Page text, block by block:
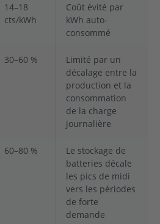
14–18
cts/kWh
Coût évité par
kWh auto-
consommé
30–60 %
Limité par un
décalage entre la
production et la
consommation
de la charge
journalière
60–80 %
Le stockage de
batteries décale
les pics de midi
vers les périodes
de forte
demande